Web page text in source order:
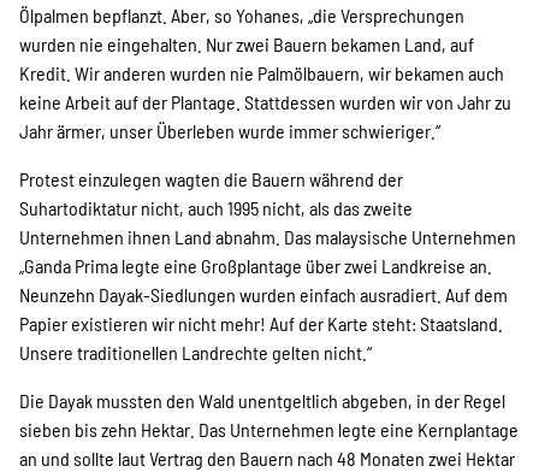
Über uns
Transparenz
Kontakt
english
Indonesian
Ölpalmen bepflanzt. Aber, so Yohanes, „die Versprechungen
wurden nie eingehalten. Nur zwei Bauern bekamen Land, auf
Kredit. Wir anderen wurden nie Palmölbauern, wir bekamen auch
keine Arbeit auf der Plantage. Stattdessen wurden wir von Jahr zu
Jahr ärmer, unser Überleben wurde immer schwieriger.“
Protest einzulegen wagten die Bauern während der
Suhartodiktatur nicht, auch 1995 nicht, als das zweite
Unternehmen ihnen Land abnahm. Das malaysische Unternehmen
„Ganda Prima legte eine Großplantage über zwei Landkreise an.
Neunzehn Dayak-Siedlungen wurden einfach ausradiert. Auf dem
Papier existieren wir nicht mehr! Auf der Karte steht: Staatsland.
Unsere traditionellen Landrechte gelten nicht.“
Die Dayak mussten den Wald unentgeltlich abgeben, in der Regel
sieben bis zehn Hektar. Das Unternehmen legte eine Kernplantage
an und sollte laut Vertrag den Bauern nach 48 Monaten zwei Hektar